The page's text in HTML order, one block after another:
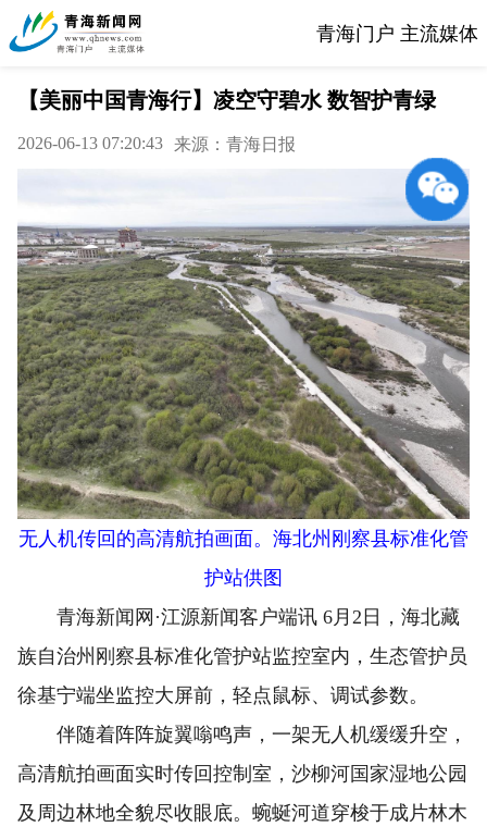
青海门户 主流媒体
【美丽中国青海行】凌空守碧水 数智护青绿
2026-06-13 07:20:43 来源：青海日报
无人机传回的高清航拍画面。海北州刚察县标准化管
护站供图
青海新闻网·江源新闻客户端讯 6月2日，海北藏
族自治州刚察县标准化管护站监控室内，生态管护员
徐基宁端坐监控大屏前，轻点鼠标、调试参数。
伴随着阵阵旋翼嗡鸣声，一架无人机缓缓升空，
高清航拍画面实时传回控制室，沙柳河国家湿地公园
及周边林地全貌尽收眼底。蜿蜒河道穿梭于成片林木